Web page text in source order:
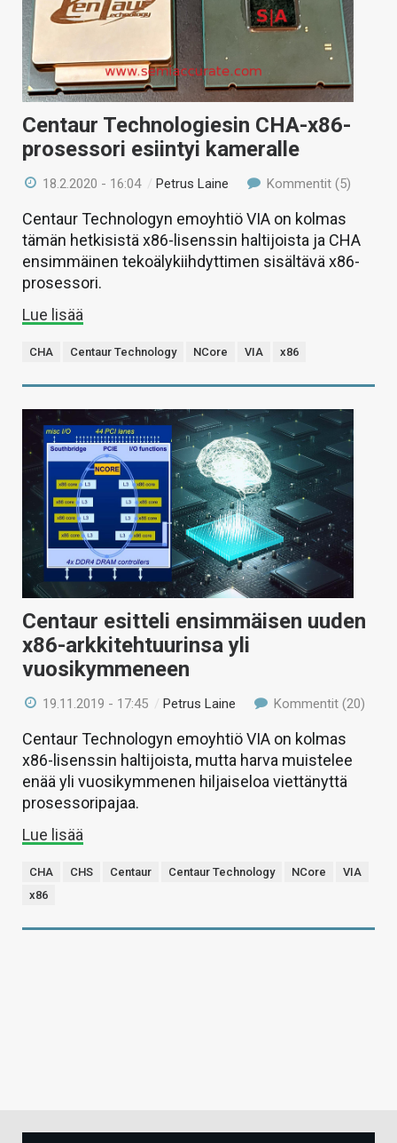
KAUPPA
VAIHDA TEEMA
HAKU
Centaur Technologiesin CHA-x86-
prosessori esiintyi kameralle
18.2.2020 - 16:04 / Petrus Laine Kommentit (5)
Centaur Technologyn emoyhtiö VIA on kolmas
tämän hetkisistä x86-lisenssin haltijoista ja CHA
ensimmäinen tekoälykiihdyttimen sisältävä x86-
prosessori.
Lue lisää
CHA Centaur Technology NCore VIA x86
Centaur esitteli ensimmäisen uuden
x86-arkkitehtuurinsa yli
vuosikymmeneen
19.11.2019 - 17:45 /Petrus Laine Kommentit (20)
Centaur Technologyn emoyhtiö VIA on kolmas
x86-lisenssin haltijoista, mutta harva muistelee
enää yli vuosikymmenen hiljaiseloa viettänyttä
prosessoripajaa.
Lue lisää
CHA CHS Centaur Centaur Technology NCore
VIA
x86